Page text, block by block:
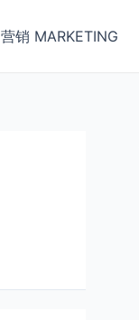
营销 MARKETING